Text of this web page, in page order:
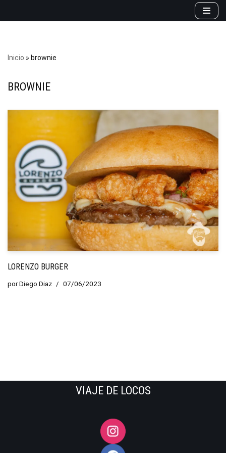
Inicio » brownie
BROWNIE
LORENZO BURGER
porDiego Diaz 07/06/2023
VIAJE DE LOCOS